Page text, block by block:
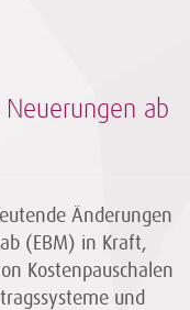
Neuerungen ab
Änderungen
(EBM) in Kraft,
Kostenpauschalen
und